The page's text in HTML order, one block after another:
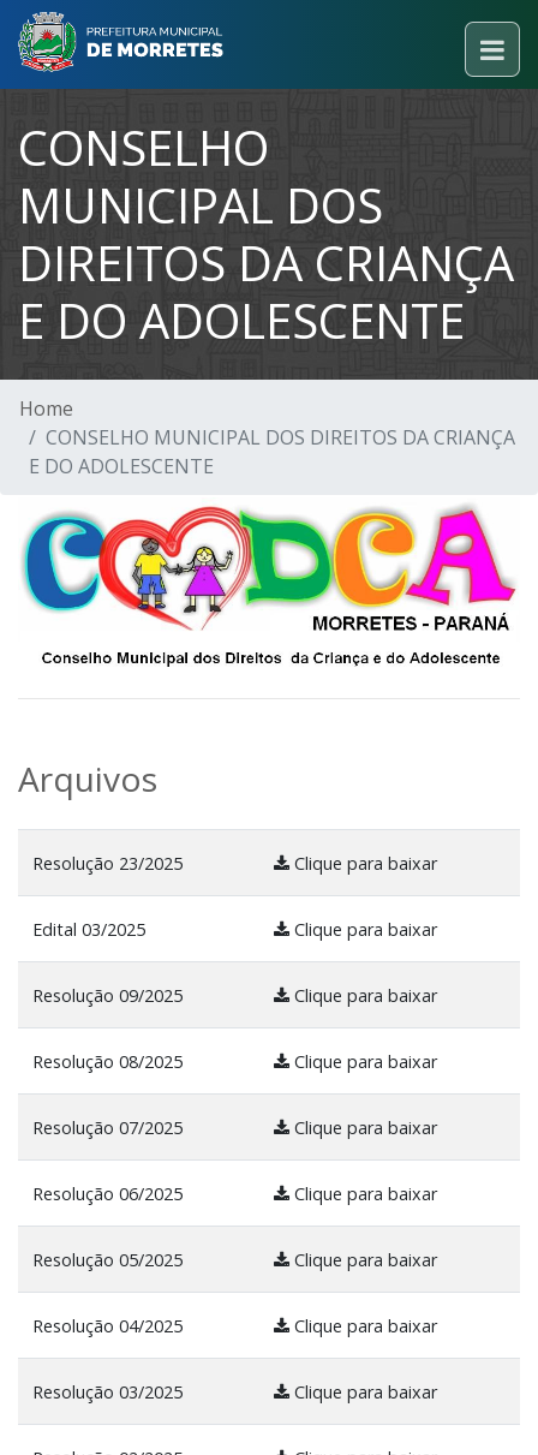
CONSELHO
MUNICIPAL DOS
DIREITOS DA CRIANÇA
E DO ADOLESCENTE
Home
CONSELHO MUNICIPAL DOS DIREITOS DA CRIANÇA
E DO ADOLESCENTE
Arquivos
Resolução 23/2025 Clique para baixar
Edital 03/2025 Clique para baixar
Resolução 09/2025 Clique para baixar
Resolução 08/2025 Clique para baixar
Resolução 07/2025 Clique para baixar
Resolução 06/2025 Clique para baixar
Resolução 05/2025 Clique para baixar
Resolução 04/2025 Clique para baixar
Resolução 03/2025 Clique para baixar